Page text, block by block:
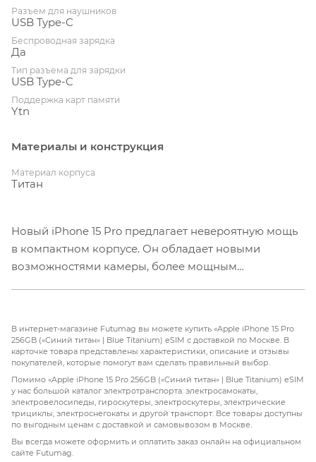
Разъем для наушников
USB Type-C
Беспроводная зарядка
Да
Тип разъема для зарядки
USB Type-C
Поддержка карт памяти
Ytn
Материалы и конструкция
Материал корпуса
Титан
Новый iPhone 15 Pro предлагает невероятную мощь
в компактном корпусе. Он обладает новыми
возможностями камеры, более мощным
видеохостингах. Те, кто пропустил 14-е поколение,
будут рады узнать о дополнительных изменениях,
Мегапиксельная основная камера. Улучшенная
автономность также позволяет реже думать о
зарядке.
Компания Apple решила уменьшить вес iPhone 15
В интернет-магазине Futumag вы можете купить «Apple iPhone 15 Pro
256GB («Синий титан» | Blue Titanium) eSIM с доставкой по Москве. В
карточке товара представлены характеристики, описание и отзывы
покупателей, которые помогут вам сделать правильный выбор.
Помимо «Apple iPhone 15 Pro 256GB («Синий титан» | Blue Titanium) eSIM
у нас большой каталог электротранспорта: электросамокаты,
электровелосипеды, гироскутеры, электроскутеры, электрические
трициклы, электроснегокаты и другой транспорт. Все товары доступны
по выгодным ценам с доставкой и самовывозом в Москве.
Вы всегда можете оформить и оплатить заказ онлайн на официальном
сайте Futumag.